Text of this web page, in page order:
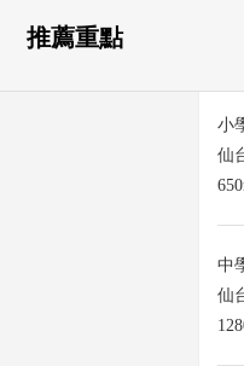
推薦重點
小
仙
中
仙